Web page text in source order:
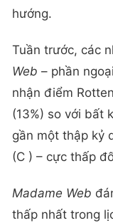
hướng.
Tuần trước, các
Web – phần
nhận điểm
(13%) so với bất
gần một thập kỷ
(C ) – cực thấp
Madame Web
thấp nhất trong